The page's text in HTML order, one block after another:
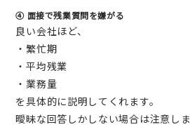
④ 面接で残業質問を嫌がる
良い会社ほど、
・繁忙期
・平均残業
・業務量
を具体的に説明してくれます。
曖昧な回答しかしない場合は注意しま